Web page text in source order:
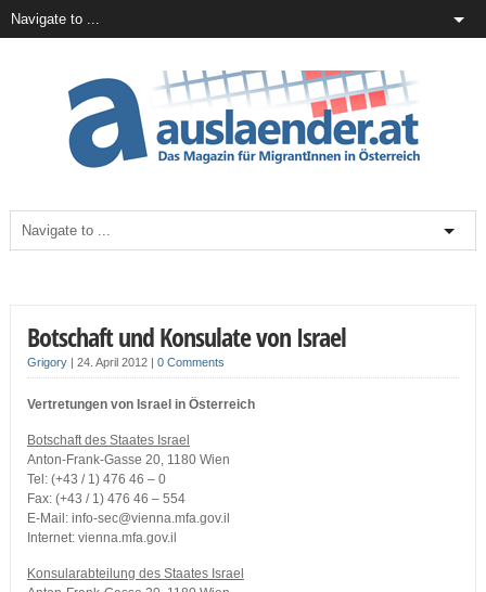
Botschaft und Konsulate von Israel
Grigory| 24. April 2012 | 0 Comments
Vertretungen von Israel in Österreich
Botschaft des Staates Israel
Anton-Frank-Gasse 20, 1180 Wien
Tel: (+43 / 1) 476 46 – 0
Fax: (+43 / 1) 476 46 – 554
E-Mail: info-sec@vienna.mfa.gov.il
Internet: vienna.mfa.gov.il
Konsularabteilung des Staates Israel